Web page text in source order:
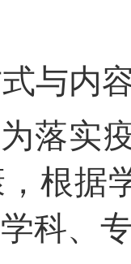
与内
落实
根据
科、